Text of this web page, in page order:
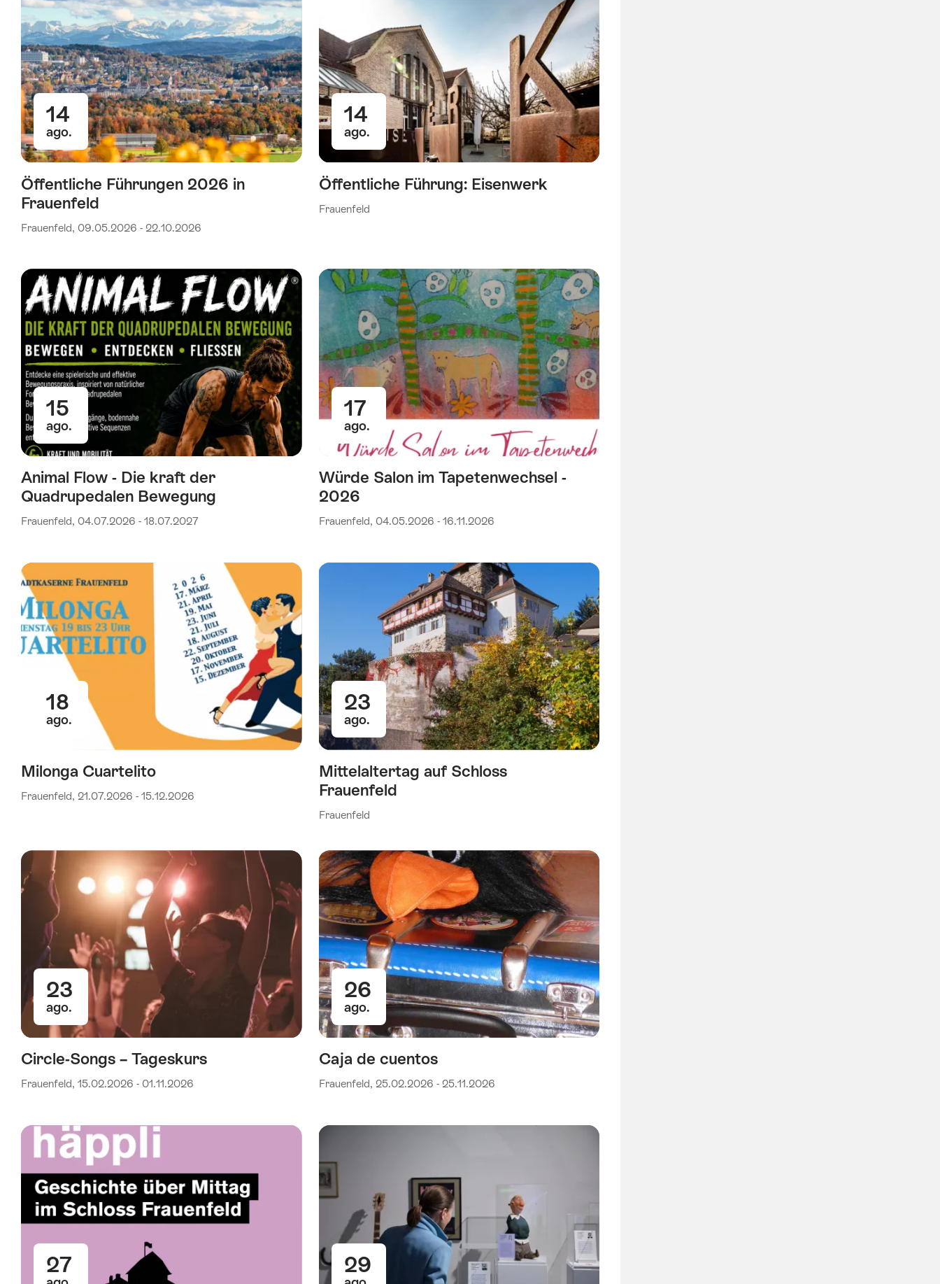
14
ago.
Öffentliche Führungen 2026 in
Frauenfeld
Frauenfeld, 09.05.2026 - 22.10.2026
14
ago.
Öffentliche Führung: Eisenwerk
Frauenfeld
15
ago.
Animal Flow - Die kraft der
Quadrupedalen Bewegung
Frauenfeld, 04.07.2026 - 18.07.2027
17
ago.
Würde Salon im Tapetenwechsel -
2026
Frauenfeld, 04.05.2026 - 16.11.2026
18
ago.
Milonga Cuartelito
Frauenfeld, 21.07.2026 - 15.12.2026
23
ago.
Mittelaltertag auf Schloss
Frauenfeld
Frauenfeld
23
ago.
Circle-Songs – Tageskurs
Frauenfeld, 15.02.2026 - 01.11.2026
26
ago.
Caja de cuentos
Frauenfeld, 25.02.2026 - 25.11.2026
27 29